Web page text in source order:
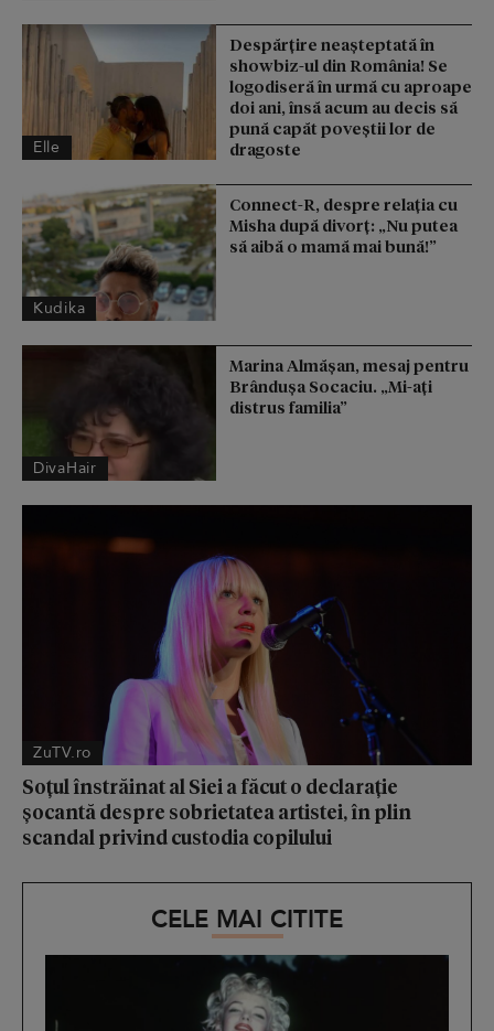
Elle
Despărțire neașteptată în
showbiz-ul din România! Se
logodiseră în urmă cu aproape
doi ani, însă acum au decis să
pună capăt poveștii lor de
dragoste
Kudika
Connect-R, despre relația cu
Misha după divorț: „Nu putea
să aibă o mamă mai bună!”
DivaHair
Marina Almășan, mesaj pentru
Brândușa Socaciu. „Mi-ați
distrus familia”
ZuTV.ro
Soțul înstrăinat al Siei a făcut o declarație
șocantă despre sobrietatea artistei, în plin
scandal privind custodia copilului
CELE MAI CITITE